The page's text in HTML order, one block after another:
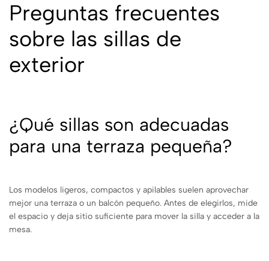
Preguntas frecuentes
sobre las sillas de
exterior
¿Qué sillas son adecuadas
para una terraza pequeña?
Los modelos ligeros, compactos y apilables suelen aprovechar
mejor una terraza o un balcón pequeño. Antes de elegirlos, mide
el espacio y deja sitio suficiente para mover la silla y acceder a la
mesa.